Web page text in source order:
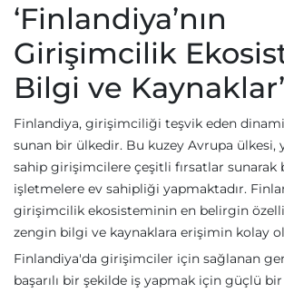
‘Finlandiya’nın
Girişimcilik
Bilgi ve Kaynaklar’
Finlandiya, girişimciliği teşvik eden
sunan bir ülkedir. Bu kuzey Avrupa ülkesi,
sahip girişimcilere çeşitli fırsatlar sunarak
işletmelere ev sahipliği yapmaktadır.
girişimcilik ekosisteminin en belirgin
zengin bilgi ve kaynaklara erişimin kolay
Finlandiya'da girişimciler için sağlanan
başarılı bir şekilde iş yapmak için güçlü